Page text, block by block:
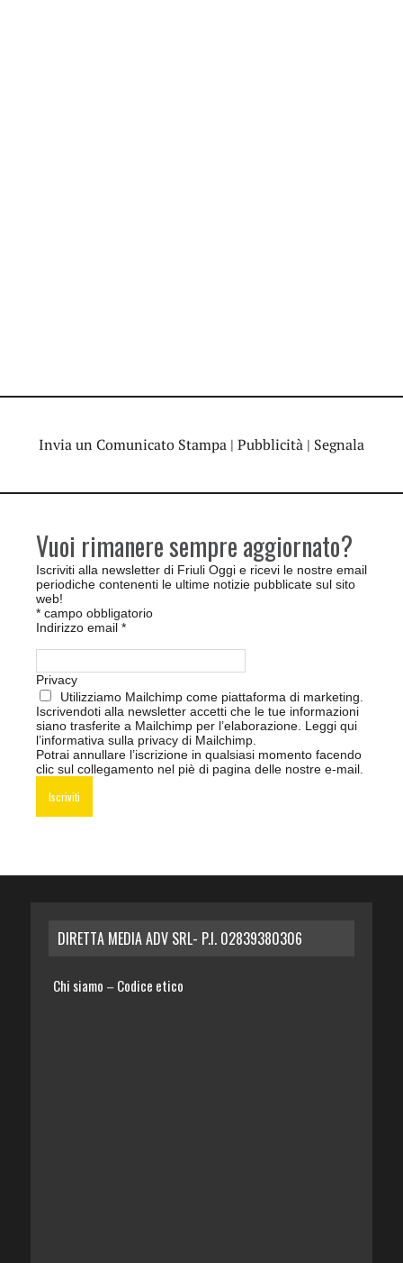
Invia un Comunicato Stampa | Pubblicità | Segnala
Vuoi rimanere sempre aggiornato?
Iscriviti alla newsletter di Friuli Oggi e ricevi le nostre email
periodiche contenenti le ultime notizie pubblicate sul sito
web!
* campo obbligatorio
Indirizzo email *
Privacy
Utilizziamo Mailchimp come piattaforma di marketing.
Iscrivendoti alla newsletter accetti che le tue informazioni
siano trasferite a Mailchimp per l’elaborazione. Leggi qui
l’informativa sulla privacy di Mailchimp
Potrai annullare l’iscrizione in qualsiasi momento facendo
clic sul collegamento nel piè di pagina delle nostre e-mail.
DIRETTA MEDIA ADV SRL- P.I. 02839380306
Chi siamo – Codice etico